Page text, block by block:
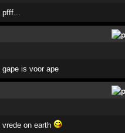
pfff...
gape is voor ape
vrede on earth